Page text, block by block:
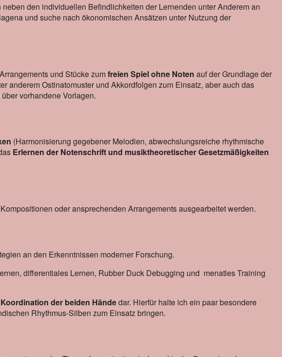
den individuellen Befindlichkeiten der Lernenden unter Anderem an
und suche nach ökonomischen Ansätzen unter Nutzung der
und Stücke zumfreien Spiel ohne Noten auf der Grundlage der
anderem Ostinatomuster und Akkordfolgen zum Einsatz, aber auch das
vorhandene Vorlagen.
(Harmonisierung gegebener Melodien, abwechslungsreiche rhythmische
Erlernen der Notenschrift und musiktheoretischer Gesetzmäßigkeiten
oder ansprechenden Arrangements ausgearbeitet werden.
an den Erkenntnissen moderner Forschung.
differentiales Lernen, Rubber Duck Debugging und menatles Training
Koordination der beiden Händedar. Hierfür halte ich ein paar besondere
Rhythmus-Silben zum Einsatz bringen.